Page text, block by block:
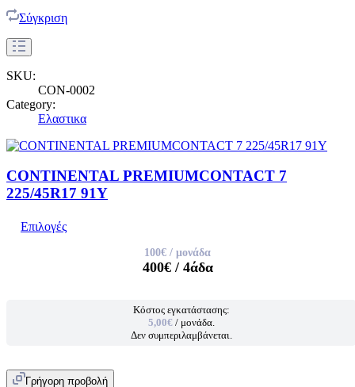
Σύγκριση
SKU:
CON-0002
Category:
Ελαστικα
CONTINENTAL PREMIUMCONTACT 7
225/45R17 91Y
Επιλογές
100€ / μονάδα
400€/ 4άδα
Κόστος εγκατάστασης:
5,00€ / μονάδα.
Δεν συμπεριλαμβάνεται.
Γρήγορη προβολή